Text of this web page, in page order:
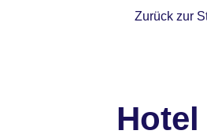
Zurück zur